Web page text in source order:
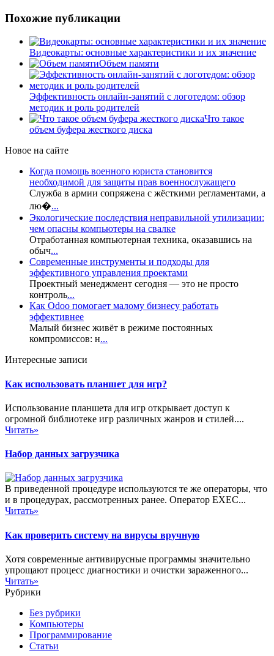
Похожие публикации
Видеокарты: основные характеристики и их значение
Объем памяти
Эффективность онлайн-занятий с логотедом: обзор
методик и роль родителей
Что такое
объем буфера жесткого диска
Новое на сайте
Когда помощь военного юриста становится
необходимой для защиты прав военнослужащего
Служба в армии сопряжена с жёсткими регламентами, а
лю�...
Экологические последствия неправильной утилизации:
чем опасны компьютеры на свалке
Отработанная компьютерная техника, оказавшись на
обыч...
Современные инструменты и подходы для
эффективного управления проектами
Проектный менеджмент сегодня — это не просто
контроль...
Как Odoo помогает малому бизнесу работать
эффективнее
Малый бизнес живёт в режиме постоянных
компромиссов: н...
Интересные записи
Как использовать планшет для игр?
Использование планшета для игр открывает доступ к
огромной библиотеке игр различных жанров и стилей....
Читать»
Набор данных загрузчика
В приведенной процедуре используются те же операторы, что
и в процедурах, рассмотренных ранее. Оператор ЕХЕС...
Читать»
Как проверить систему на вирусы вручную
Хотя современные антивирусные программы значительно
упрощают процесс диагностики и очистки зараженного...
Читать»
Рубрики
Без рубрики
Компьютеры
Программирование
Статьи